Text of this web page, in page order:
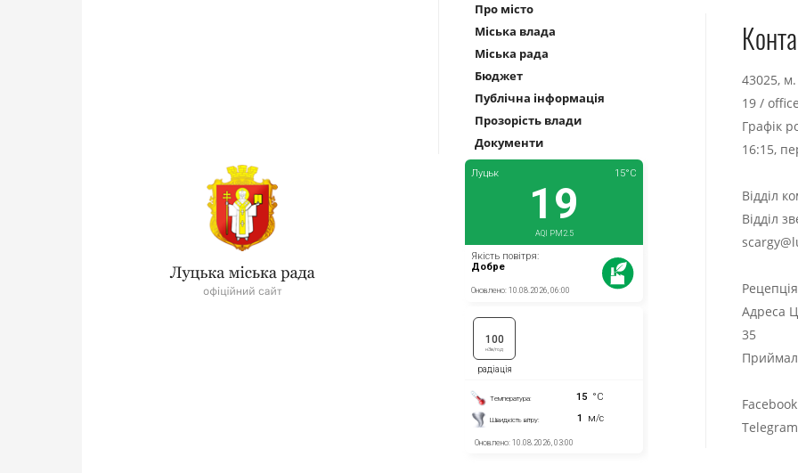
Про місто
Міська влада
Міська рада
Бюджет
Публічна інформація
Прозорість влади
Документи
43025,
19 /
Графік
16:15,
Відділ
Відділ
Адреса
35